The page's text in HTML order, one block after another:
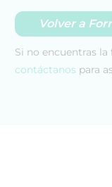
Volver a
Si no encuentras
contáctanos para